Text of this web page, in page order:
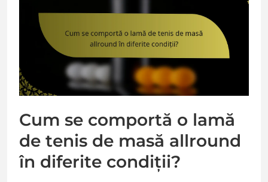
Cum se comportă o lamă
de tenis de masă allround
în diferite condiții?